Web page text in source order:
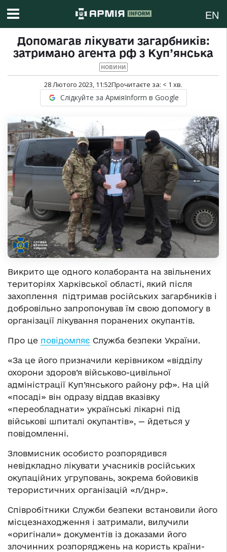
EN
Допомагав лікувати загарбників:
затримано агента рф з Куп’янська
НОВИНИ
28 Лютого 2023, 11:52Прочитаєте за: < 1 хв.
Слідкуйте за АрміяInform в Google
Викрито ще одного колаборанта на звільнених
територіях Харківської області, який після
захоплення підтримав російських загарбників і
добровільно запропонував їм свою допомогу в
організації лікування поранених окупантів.
Про це повідомляє Служба безпеки України.
«За це його призначили керівником «відділу
охорони здоров’я військово-цивільної
адміністрації Куп’янського району рф». На цій
«посаді» він одразу віддав вказівку
«переобладнати» українські лікарні під
військові шпиталі окупантів», — йдеться у
повідомленні.
Зловмисник особисто розпорядився
невідкладно лікувати учасників російських
окупаційних угруповань, зокрема бойовиків
терористичних організацій «л/днр».
Співробітники Служби безпеки встановили його
місцезнаходження і затримали, вилучили
«оригінали» документів із доказами його
злочинних розпоряджень на користь країни-